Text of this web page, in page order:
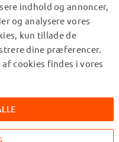
venligst, at alle viste
udelukkende for at give
indhold og annoncer,
og analysere vores
kun tillade de
dine præferencer.
cookies findes i vores